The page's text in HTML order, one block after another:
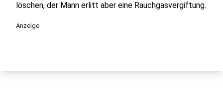
löschen, der Mann erlitt aber eine Rauchgasvergiftung.
Anzeige